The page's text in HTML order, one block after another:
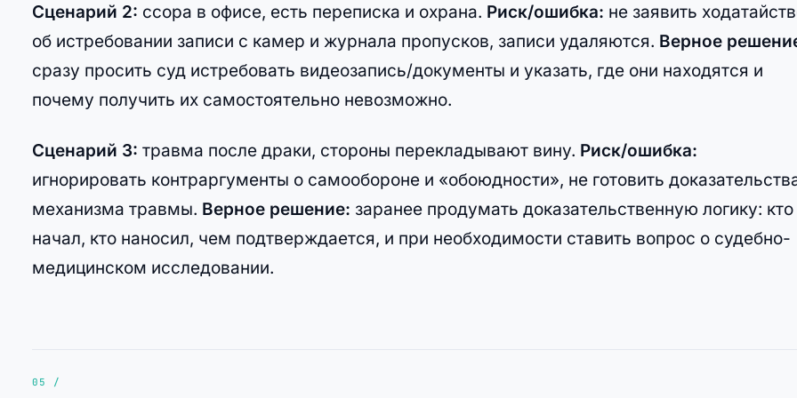
Сценарий 2: ссора в офисе, есть переписка и охрана. Риск/ошибка: не заявить
об истребовании записи с камер и журнала пропусков, записи удаляются. Верное
сразу просить суд истребовать видеозапись/документы и указать, где они находятся и
почему получить их самостоятельно невозможно.
Сценарий 3: травма после драки, стороны перекладывают вину. Риск/ошибка:
игнорировать контраргументы о самообороне и «обоюдности», не готовить
механизма травмы. Верное решение: заранее продумать доказательственную логику: кто
начал, кто наносил, чем подтверждается, и при необходимости ставить вопрос о судебно-
медицинском исследовании.